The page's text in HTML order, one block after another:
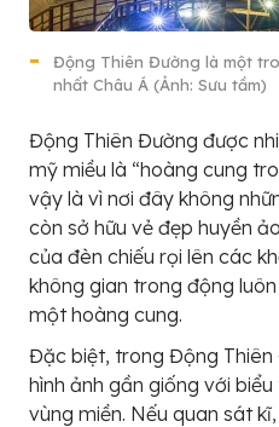
Động Thiên Đường là một
nhất Châu Á (Ảnh: Sưu tầm)
Động Thiên Đường được
mỹ miều là “hoàng cung
vậy là vì nơi đây không
còn sở hữu vẻ đẹp huyền
của đèn chiếu rọi lên các
không gian trong động
một hoàng cung.
Đặc biệt, trong Động
hình ảnh gần giống với
vùng miền. Nếu quan sát